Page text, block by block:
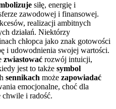
siłę, energię i
zawodowej i finansowej.
realizacji ambitnych
działań. Niektórzy
chłopca jako znak gotowości
i udowodnienia swojej wartości.
zwiastować rozwój intuicji,
jest to także symbol
sennikach może zapowiadać
emocjonalne, choć dla
chwile i radość.